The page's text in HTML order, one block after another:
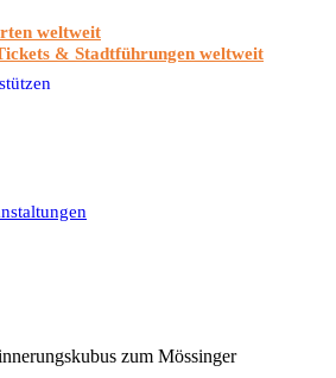
weltweit
& Stadtführungen weltweit